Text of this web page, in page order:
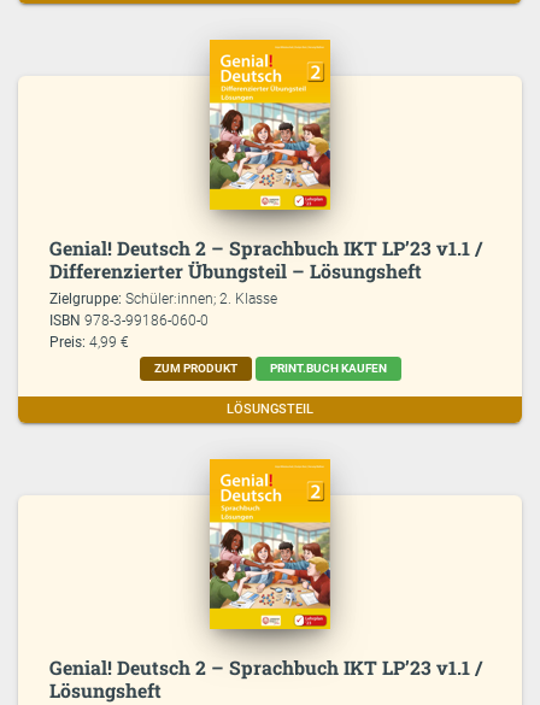
Genial! Deutsch 2 – Sprachbuch IKT LP’23 v1.1 /
Differenzierter Übungsteil – Lösungsheft
Zielgruppe:Schüler:innen; 2. Klasse
ISBN978-3-99186-060-0
Preis: 4,99 €
ZUM PRODUKT PRINT.BUCH KAUFEN
LÖSUNGSTEIL
Genial! Deutsch 2 – Sprachbuch IKT LP’23 v1.1 /
Lösungsheft